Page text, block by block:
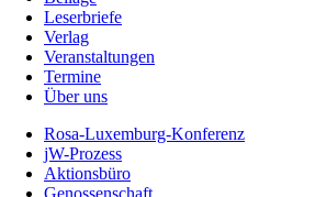
Leserbriefe
Verlag
Veranstaltungen
Termine
Über uns
Rosa-Luxemburg-Konferenz
jW-Prozess
Aktionsbüro
Genossenschaft